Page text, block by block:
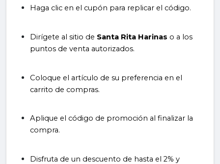
Haga clic en el cupón para replicar el código.
Dirígete al sitio de Santa Rita Harinas o a los
puntos de venta autorizados.
Coloque el artículo de su preferencia en el
carrito de compras.
Aplique el código de promoción al finalizar la
compra.
Disfruta de un descuento de hasta el 2% y